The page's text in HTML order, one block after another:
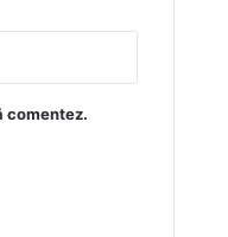
comentez.